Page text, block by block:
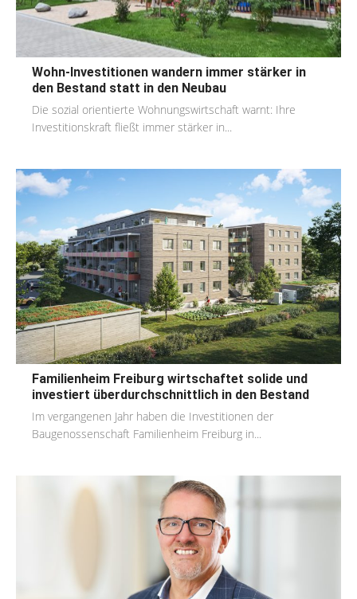
Wohn-Investitionen wandern immer stärker in
den Bestand statt in den Neubau
Die sozial orientierte Wohnungswirtschaft warnt: Ihre
Investitionskraft fließt immer stärker in...
Familienheim Freiburg wirtschaftet solide und
investiert überdurchschnittlich in den Bestand
Im vergangenen Jahr haben die Investitionen der
Baugenossenschaft Familienheim Freiburg in...